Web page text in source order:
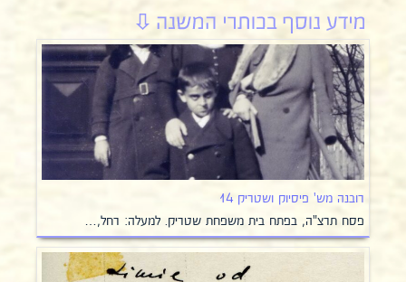
רובנה מש' פיסיוק ושטריק 14
פסח תרצ"ה, בפתח בית משפחת שטריק. למעלה: רחל,…